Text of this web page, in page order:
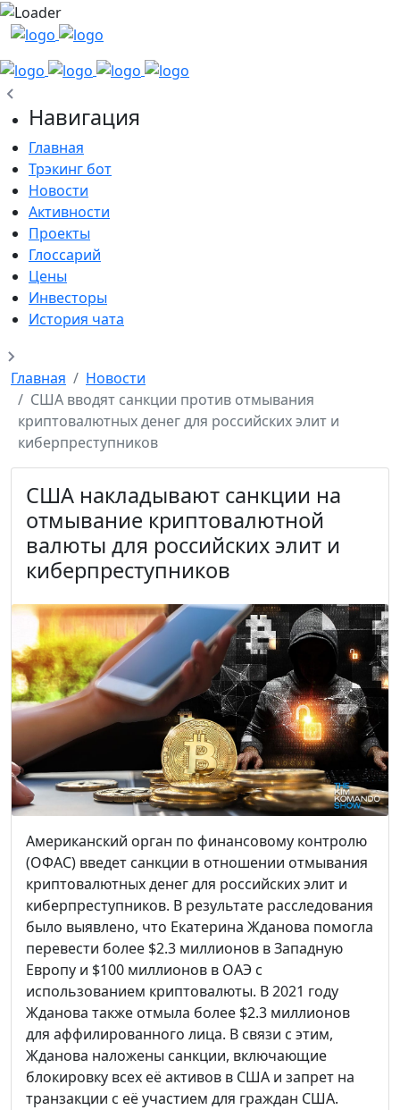
Навигация
Главная
Трэкинг бот
Новости
Активности
Проекты
Глоссарий
Цены
Инвесторы
История чата
Главная
Новости
США вводят санкции против отмывания
криптовалютных денег для российских элит и
киберпреступников
США накладывают санкции на
отмывание криптовалютной
валюты для российских элит и
киберпреступников
Американский орган по финансовому контролю
(ОФАС) введет санкции в отношении отмывания
криптовалютных денег для российских элит и
киберпреступников. В результате расследования
было выявлено, что Екатерина Жданова помогла
перевести более $2.3 миллионов в Западную
Европу и $100 миллионов в ОАЭ с
использованием криптовалюты. В 2021 году
Жданова также отмыла более $2.3 миллионов
для аффилированного лица. В связи с этим,
Жданова наложены санкции, включающие
блокировку всех её активов в США и запрет на
транзакции с её участием для граждан США.